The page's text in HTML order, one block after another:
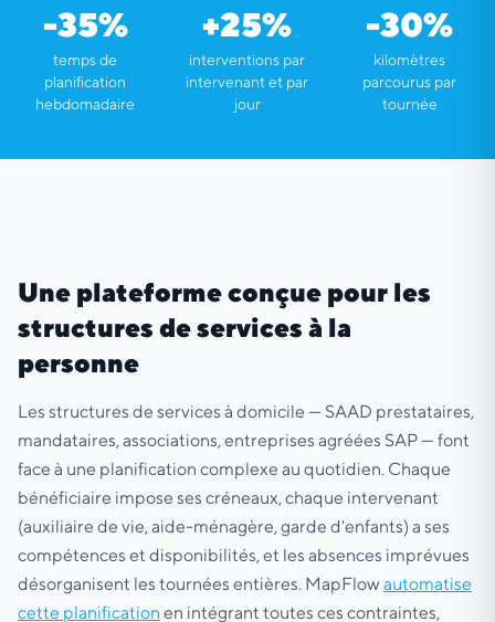
-35%
temps de
planification
hebdomadaire
+25%
interventions par
intervenant et par
jour
-30%
kilomètres
parcourus par
tournée
Une plateforme conçue pour les
structures de services à la
personne
Les structures de services à domicile — SAAD prestataires,
mandataires, associations, entreprises agréées SAP — font
face à une planification complexe au quotidien. Chaque
bénéficiaire impose ses créneaux, chaque intervenant
(auxiliaire de vie, aide-ménagère, garde d'enfants) a ses
compétences et disponibilités, et les absences imprévues
désorganisent les tournées entières. MapFlowautomatise
cette planification en intégrant toutes ces contraintes,